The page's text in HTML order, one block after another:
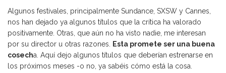
Algunos festivales, principalmente Sundance, SXSW y Cannes,
nos han dejado ya algunos títulos que la crítica ha valorado
positivamente. Otras, que aún no ha visto nadie, me interesan
por su director u otras razones.
Esta promete ser una buena
cosecha. Aquí dejo algunos títulos que deberían estrenarse en
los próximos meses -o no, ya sabéis cómo está la cosa.